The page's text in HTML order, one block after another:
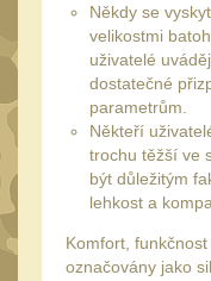
Monokuláry 5
Kolimátory53
Zvětšovací
LPVO
Na vzduchovku
Velký oční reliéf 1
Někdy se
velikostmi
uživatelé
dostatečné
parametrům.
Někteří
trochu těžší ve
být důležitým
lehkost a
Komfort,
označovány jako